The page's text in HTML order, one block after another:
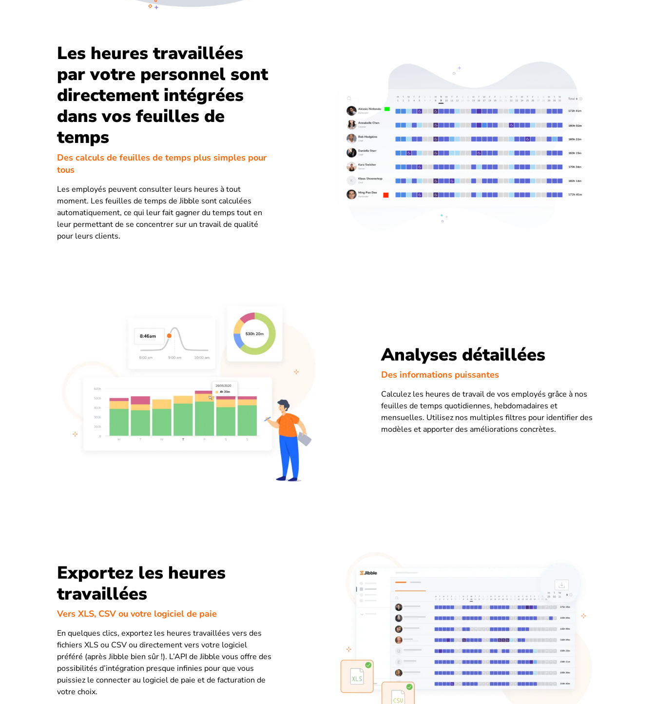
Les heures travaillées
par votre personnel sont
directement intégrées
dans vos feuilles de
temps
Des calculs de feuilles de temps plus simples pour
tous
Les employés peuvent consulter leurs heures à tout
moment. Les feuilles de temps de Jibble sont calculées
automatiquement, ce qui leur fait gagner du temps tout en
leur permettant de se concentrer sur un travail de qualité
pour leurs clients.
Analyses détaillées
Des informations puissantes
Calculez les heures de travail de vos employés grâce à nos
feuilles de temps quotidiennes, hebdomadaires et
mensuelles. Utilisez nos multiples filtres pour identifier des
modèles et apporter des améliorations concrètes.
Exportez les heures
travaillées
Vers XLS, CSV ou votre logiciel de paie
En quelques clics, exportez les heures travaillées vers des
fichiers XLS ou CSV ou directement vers votre logiciel
préféré (après Jibble bien sûr !). L’API de Jibble vous offre des
possibilités d’intégration presque infinies pour que vous
puissiez le connecter au logiciel de paie et de facturation de
votre choix.